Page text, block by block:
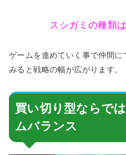
スシガミの種類
ゲームを進めていく事で仲間に
みると戦略の幅が広がります。
買い切り型ならで
ムバランス